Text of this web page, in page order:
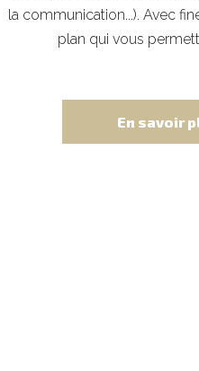
la communication...). Avec
plan qui vous
En savoir